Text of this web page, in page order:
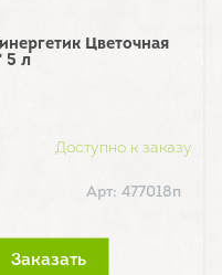
Цветочная
5 л
Доступно к заказу
Арт: 477018п
Заказать